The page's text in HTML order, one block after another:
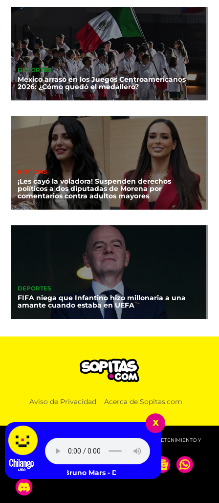
DEPORTES
México arrasó en los Juegos Centroamericanos
2026: ¿Cómo quedó el medallero?
NOTICIAS
¡Les cayó la voladora! Suspenden derechos
políticos a dos diputadas de Morena por
comentarios contra adultos mayores
DEPORTES
FIFA niega que Infantino hizo millonaria a una
amante cuando estaba en UEFA
Aviso de Privacidad Acerca de Sopitas.com
© 2026 SOPITAS.COM - MÚSICA, NOTICIAS, DEPORTES, ENTRETENIMIENTO Y
MÁS!.
x
& Bruno Mars - Die With A Smile